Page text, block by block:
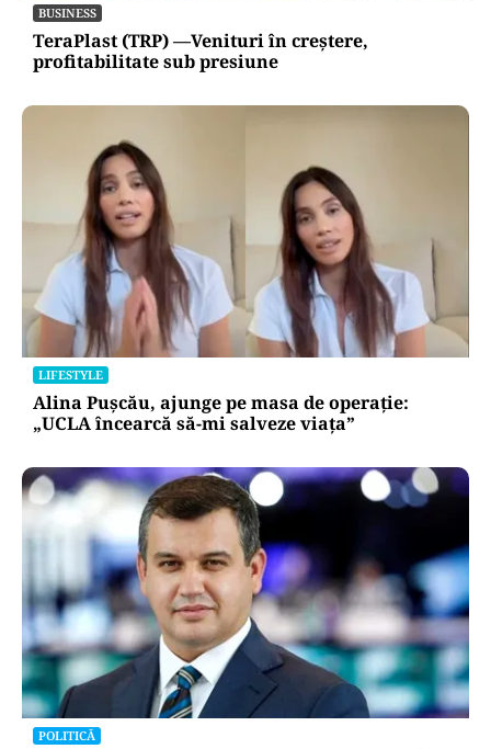
BUSINESS
TeraPlast (TRP) —Venituri în creștere,
profitabilitate sub presiune
LIFESTYLE
Alina Pușcău, ajunge pe masa de operație:
„UCLA încearcă să-mi salveze viața”
POLITICĂ